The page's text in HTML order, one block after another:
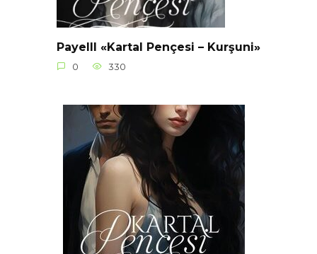
Payelll «Kartal Pençesi – Kurşuni»
0 330